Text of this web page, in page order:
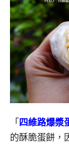
「 四維路爆漿
的酥脆蛋餅，